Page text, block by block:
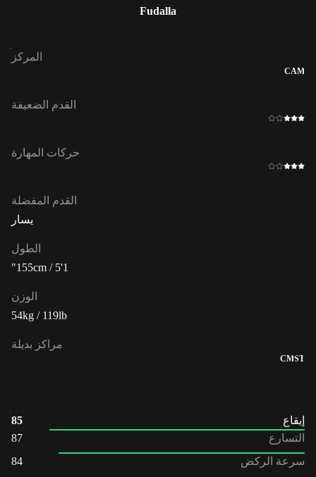
Fudalla
المركز
CAM
القدم الضعيفة
حركات المهارة
القدم المفضلة
يسار
الطول
155cm / 5'1"
الوزن
54kg / 119lb
مراكز بديلة
ST
CM
إيقاع
85
التسارع
87
سرعة الركض
84